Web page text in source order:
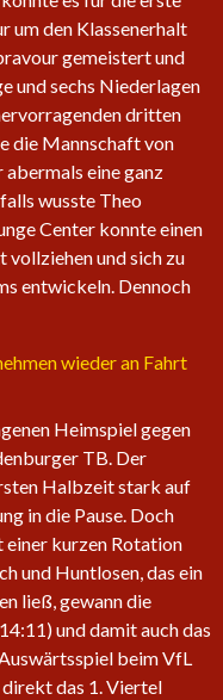
um den Klassenerhalt
gemeistert und
und sechs Niederlagen
dritten
die Mannschaft von
eine ganz
wusste Theo
Center konnte einen
und sich zu
entwickeln. Dennoch
wieder an Fahrt
Heimspiel gegen
TB. Der
Halbzeit stark auf
in die Pause. Doch
einer kurzen Rotation
und Huntlosen, das ein
ließ, gewann die
und damit auch das
beim VfL
das 1. Viertel